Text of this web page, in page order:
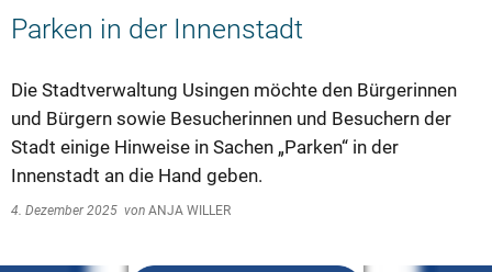
Parken in der Innenstadt
Die Stadtverwaltung Usingen möchte den Bürgerinnen
und Bürgern sowie Besucherinnen und Besuchern der
Stadt einige Hinweise in Sachen „Parken“ in der
Innenstadt an die Hand geben.
4. Dezember 2025 von ANJA WILLER